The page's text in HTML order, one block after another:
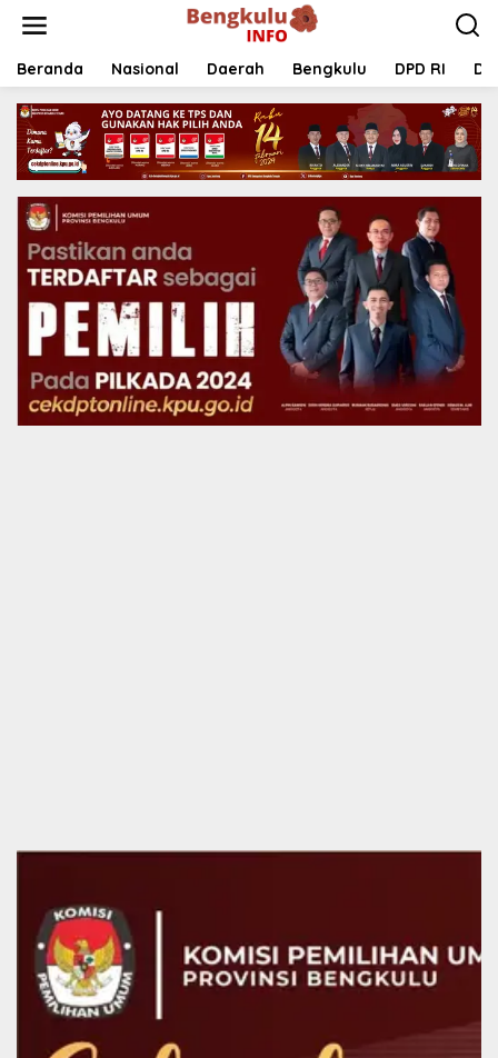
Beranda Nasional Daerah Bengkulu DPD RI